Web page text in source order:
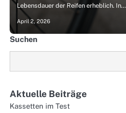
Lebensdauer der Reifen erheblich. In…
April 2, 2026
Suchen
Aktuelle Beiträge
Kassetten im Test